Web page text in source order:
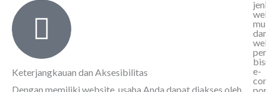
e-
Keterjangkauan dan Aksesibilitas
Dengan memiliki website, usaha Anda dapat diakses oleh